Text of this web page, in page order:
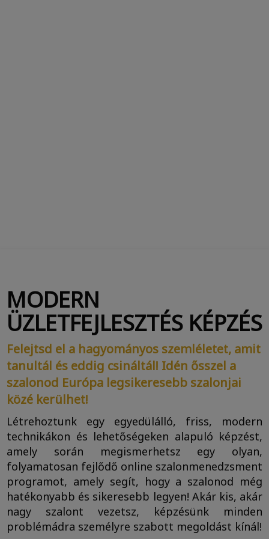
MODERN
ÜZLETFEJLESZTÉS KÉPZÉS
Felejtsd el a hagyományos szemléletet, amit
tanultál és eddig csináltál! Idén ősszel a
szalonod Európa legsikeresebb szalonjai
közé kerülhet!
Létrehoztunk egy egyedülálló, friss, modern
technikákon és lehetőségeken alapuló képzést,
amely során megismerhetsz egy olyan,
folyamatosan fejlődő online szalonmenedzsment
programot, amely segít, hogy a szalonod még
hatékonyabb és sikeresebb legyen! Akár kis, akár
nagy szalont vezetsz, képzésünk minden
problémádra személyre szabott megoldást kínál!